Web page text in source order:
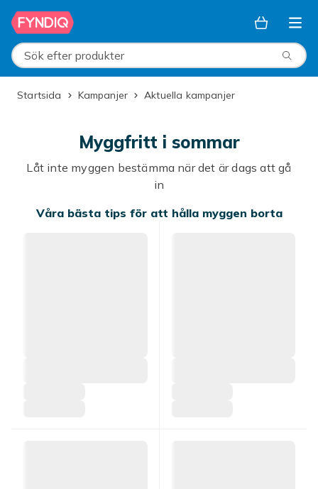
Hoppa till huvudinnehållet
Sök efter produkter
Startsida Kampanjer Aktuella kampanjer
Myggfritt i sommar
Låt inte myggen bestämma när det är dags att gå
in
Våra bästa tips för att hålla myggen borta